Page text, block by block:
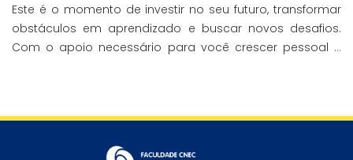
Este é o momento de investir no seu futuro, transformar
obstáculos em aprendizado e buscar novos desafios.
Com o apoio necessário para você crescer pessoal e